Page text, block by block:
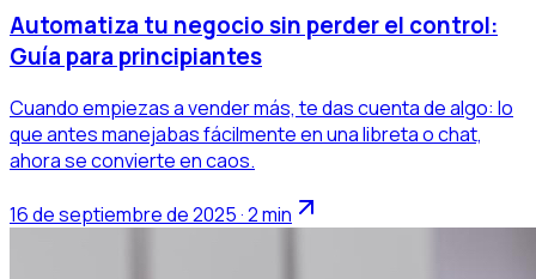
Automatiza tu negocio sin perder el control:
Guía para principiantes
Cuando empiezas a vender más, te das cuenta de algo: lo
que antes manejabas fácilmente en una libreta o chat,
ahora se convierte en caos.
16 de septiembre de 2025 · 2 min